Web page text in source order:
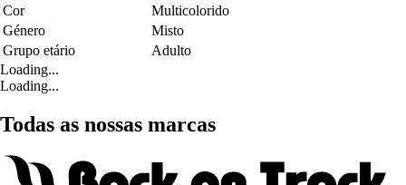
Cor
Multicolorido
Género
Misto
Grupo etário
Adulto
Loading...
Loading...
Todas as nossas marcas